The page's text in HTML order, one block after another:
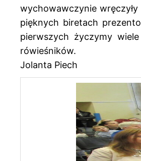
wychowawczynie
pięknych biretach
pierwszych życzymy
rówieśników.
Jolanta Piech